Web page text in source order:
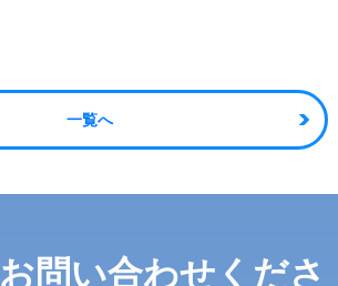
一覧へ
お問い合わせくださ